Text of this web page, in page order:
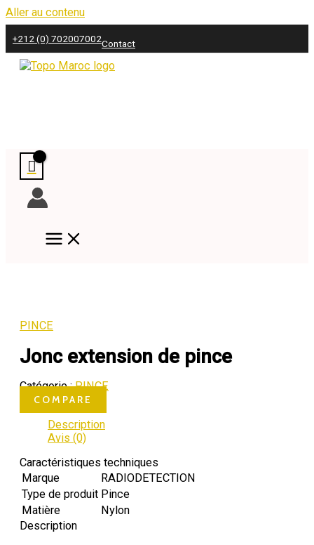
Aller au contenu
+212 (0) 702007002Contact
PINCE
Jonc extension de pince
Catégorie :PINCE
COMPARE
Description
Avis (0)
Caractéristiques techniques
Marque
RADIODETECTION
Type de produit Pince
Matière
Nylon
Description